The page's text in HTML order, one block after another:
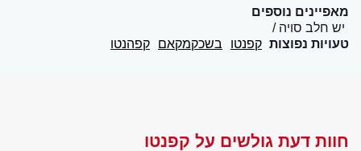
מאפיינים נוספים
יש חלב סויה
טעויות נפוצות קפנטו בשכקמקאם קפהנטו
חוות דעת גולשים על קפנטו